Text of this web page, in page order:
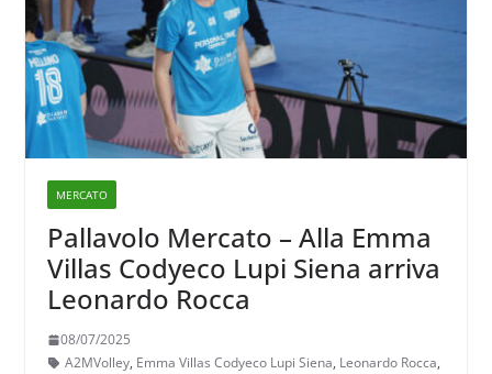
MERCATO
Pallavolo Mercato – Alla Emma
Villas Codyeco Lupi Siena arriva
Leonardo Rocca
08/07/2025
A2MVolley, Emma Villas Codyeco Lupi Siena, Leonardo Rocca,